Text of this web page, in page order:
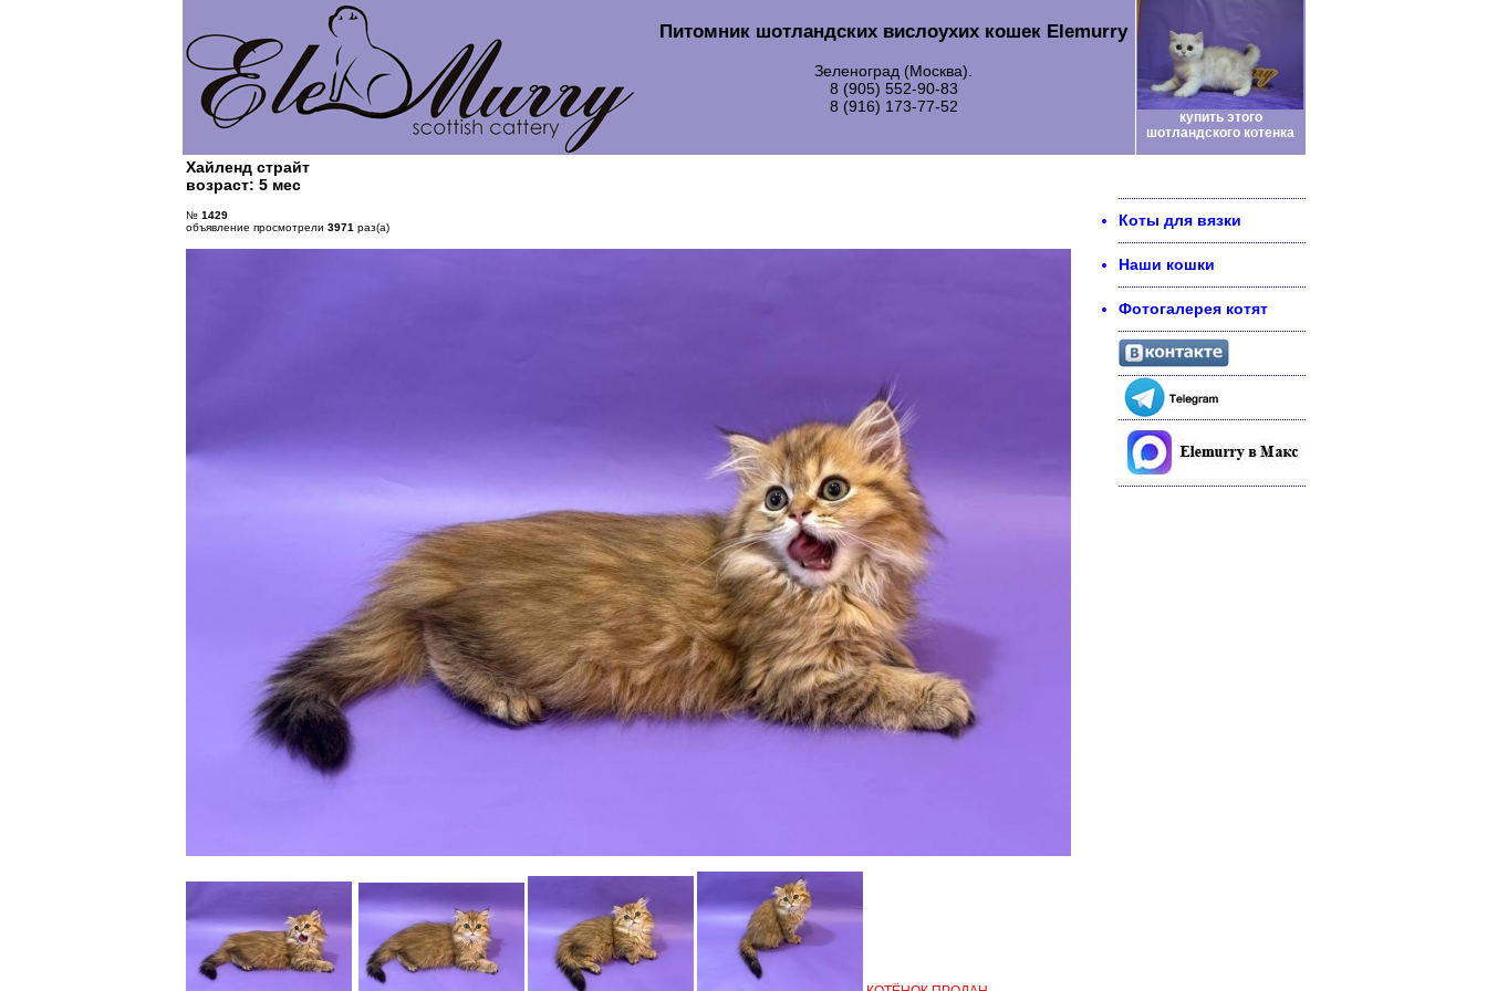
Питомник шотландских вислоухих кошек Elemurry
Зеленоград (Москва).
8 (905) 552-90-83
8 (916) 173-77-52
купить этого
шотландского котенка
Хайленд страйт
возраст: 5 мес
№ 1429
объявление просмотрели 3971 раз(а) Коты для вязки
Наши кошки
Фотогалерея котят